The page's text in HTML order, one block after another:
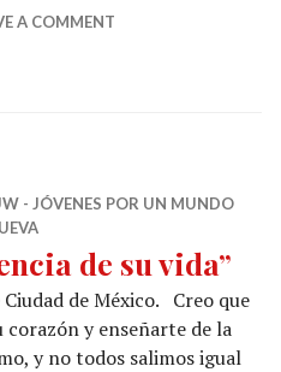
A COMMENT
- JÓVENES POR UN MUNDO
de su vida”
de México. Creo que
corazón y enseñarte de la
y no todos salimos igual